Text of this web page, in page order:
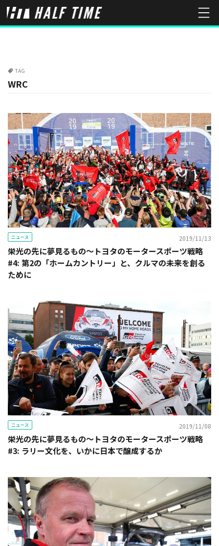
TAG
WRC
ニュース 2019/11/13
栄光の先に夢見るもの〜トヨタのモータースポーツ戦略
#4: 第2の「ホームカントリー」と、クルマの未来を創る
ために
ニュース 2019/11/08
栄光の先に夢見るもの〜トヨタのモータースポーツ戦略
#3: ラリー文化を、いかに日本で醸成するか